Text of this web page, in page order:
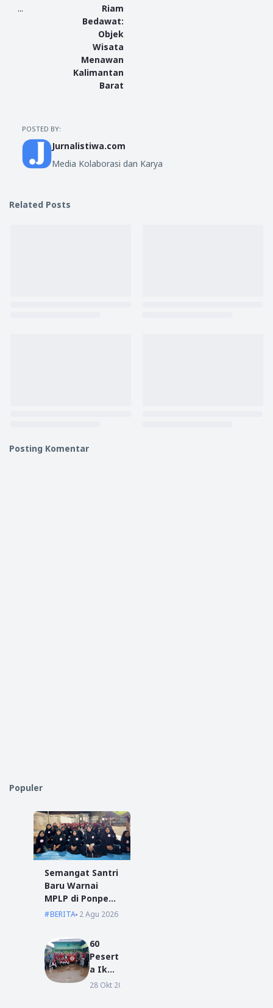
...
Riam
Bedawat:
Objek
Wisata
Menawan
Kalimantan
Barat
POSTED BY:
Jurnalistiwa.com
Media Kolaborasi dan Karya
Related Posts
Posting Komentar
Populer
Semangat Santri
Baru Warnai
MPLP di Ponpes
Miftahul Ulum
BERITA 2 Agu 2026
60
Pesert
a Ikuti
Agend
BERITA
28 Okt 2019